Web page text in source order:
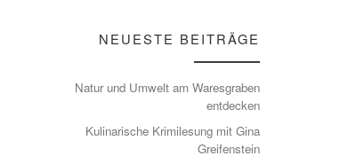
NEUESTE BEITRÄGE
Natur und Umwelt am Waresgraben
entdecken
Kulinarische Krimilesung mit Gina
Greifenstein